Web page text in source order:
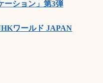
ーション」第3弾
ワールド JAPAN